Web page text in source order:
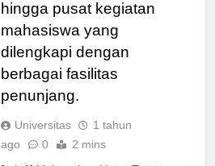
hingga pusat kegiatan
mahasiswa yang
dilengkapi dengan
berbagai fasilitas
penunjang.
Universitas
1 tahun